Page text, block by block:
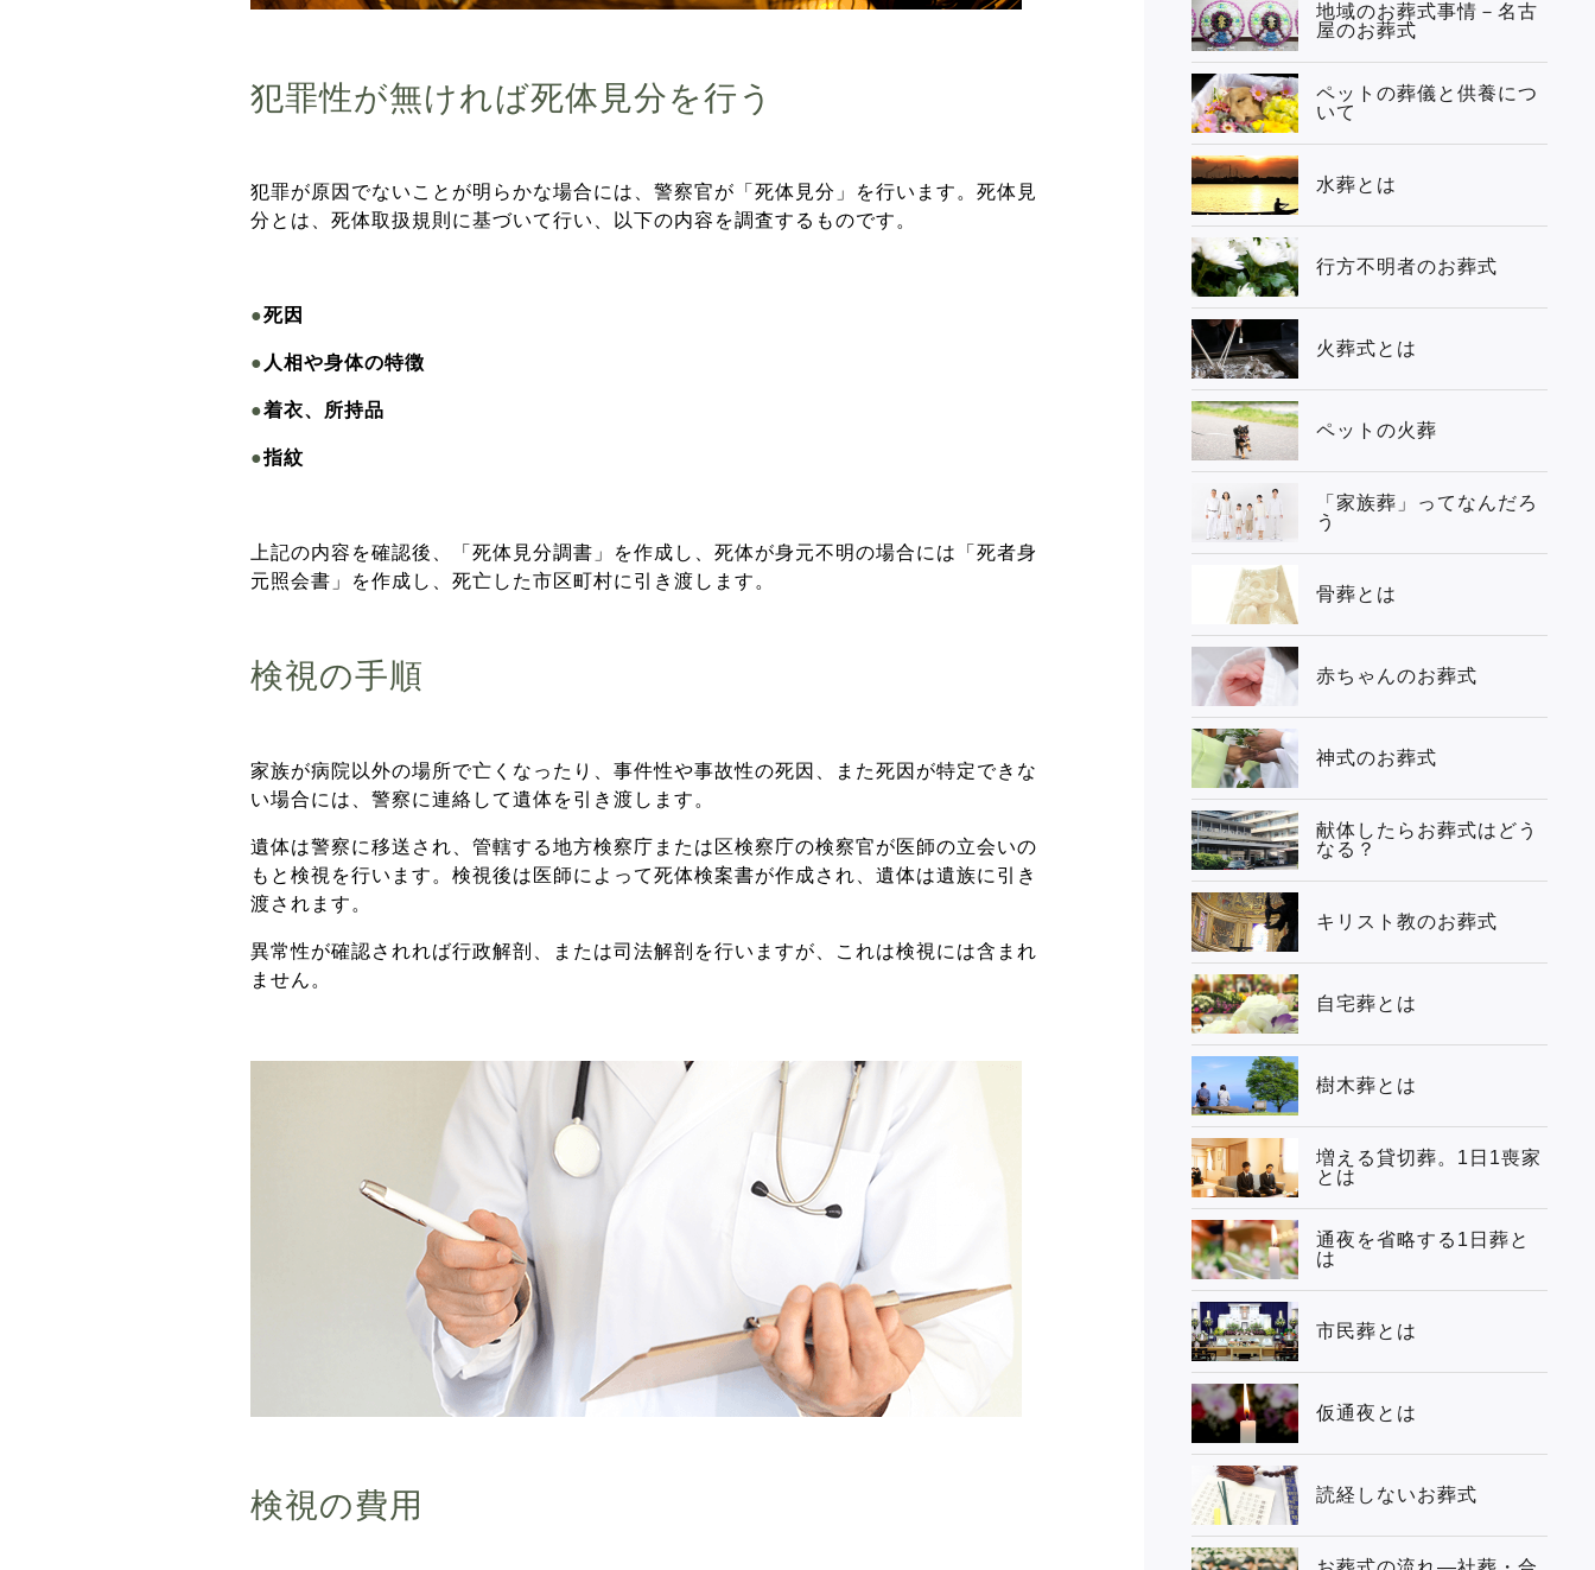
犯罪性が無ければ死体見分を行う
犯罪が原因でないことが明らかな場合には、警察官が「死体見分」を行います。死体見
分とは、死体取扱規則に基づいて行い、以下の内容を調査するものです。
●死因
● 人相や身体の特徴
●着衣、所持品
●指紋
上記の内容を確認後、「死体見分調書」を作成し、死体が身元不明の場合には「死者身
元照会書」を作成し、死亡した市区町村に引き渡します。
検視の手順
家族が病院以外の場所で亡くなったり、事件性や事故性の死因、また死因が特定できな
い場合には、警察に連絡して遺体を引き渡します。
遺体は警察に移送され、管轄する地方検察庁または区検察庁の検察官が医師の立会いの
もと検視を行います。検視後は医師によって死体検案書が作成され、遺体は遺族に引き
渡されます。
異常性が確認されれば行政解剖、または司法解剖を行いますが、これは検視には含まれ
ません。
検視の費用
地域のお葬式事情－名古
屋のお葬式
ペットの葬儀と供養につ
いて
水葬とは
行方不明者のお葬式
火葬式とは
ペットの火葬
「家族葬」ってなんだろ
う
骨葬とは
赤ちゃんのお葬式
神式のお葬式
献体したらお葬式はどう
なる？
キリスト教のお葬式
自宅葬とは
樹木葬とは
増える貸切葬。1日1喪家
とは
通夜を省略する1日葬と
は
市民葬とは
仮通夜とは
読経しないお葬式